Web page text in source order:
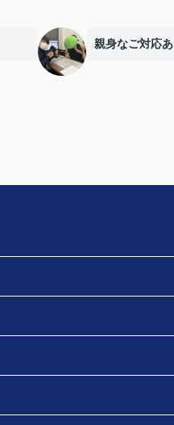
親身なご対応